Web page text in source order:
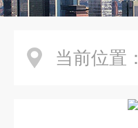
当前位置：